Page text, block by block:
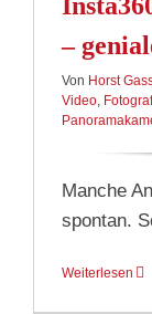
–
Von Horst
Video,
Manche
spontan.
Weiterlesen